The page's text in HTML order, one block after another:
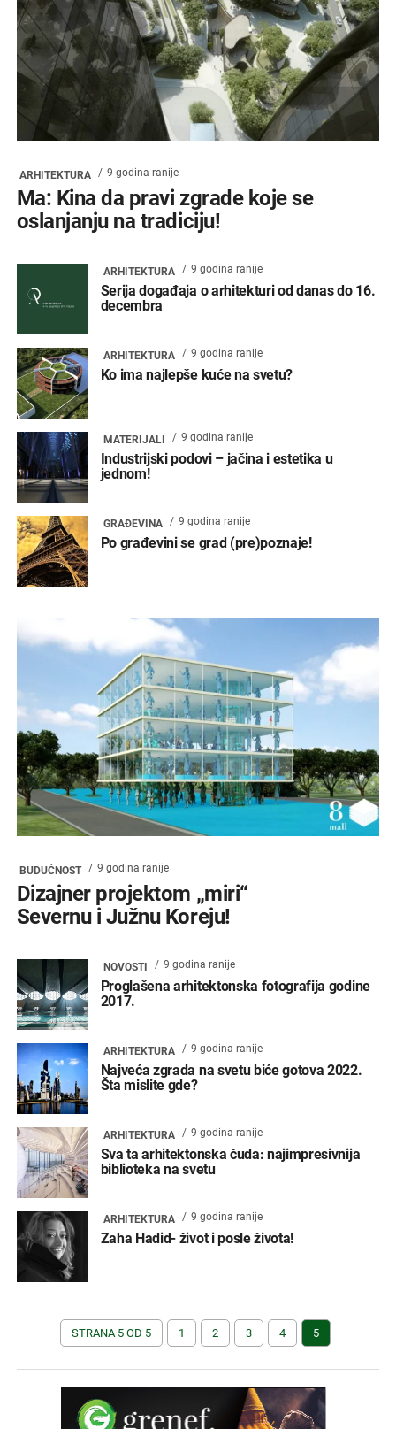
ARHITEKTURA 9 godina ranije
Ma: Kina da pravi zgrade koje se
oslanjanju na tradiciju!
ARHITEKTURA 9 godina ranije
Serija događaja o arhitekturi od danas do 16.
decembra
ARHITEKTURA 9 godina ranije
Ko ima najlepše kuće na svetu?
MATERIJALI 9 godina ranije
Industrijski podovi – jačina i estetika u
jednom!
GRAĐEVINA 9 godina ranije
Po građevini se grad (pre)poznaje!
BUDUĆNOST 9 godina ranije
Dizajner projektom „miri“
Severnu i Južnu Koreju!
NOVOSTI 9 godina ranije
Proglašena arhitektonska fotografija godine
2017.
ARHITEKTURA 9 godina ranije
Najveća zgrada na svetu biće gotova 2022.
Šta mislite gde?
ARHITEKTURA 9 godina ranije
Sva ta arhitektonska čuda: najimpresivnija
biblioteka na svetu
ARHITEKTURA 9 godina ranije
Zaha Hadid- život i posle života!
STRANA 5 OD 5 1 2 3 4 5